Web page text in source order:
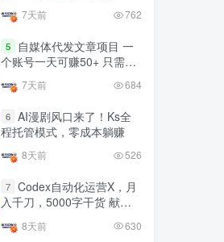
十大电脑挂机赚钱
4年前 1.2W+人已阅读
腾讯欢乐斗地主打金项目，
回收欢乐豆 一台电脑日收益
500+
3年前 5672人已阅读
外面开车的三角洲出售脚
本，无卡密版本 单窗口日收
益30-70+ 可批量操作
1年前 4876人已阅读
最新快手极速版秒货脚本，
直播间扫货必备神器【秒货
载安装app即可获取高额收
益
7天前 762
5
自媒体代发文章项目 一
个账号一天可赚50+ 只需动
7天前 684
6 AI漫剧风口来了！Ks全
程托管模式，零成本躺赚
8天前 526
7 Codex自动化运营X，月
入千刀，5000字干货 献给
8天前 630